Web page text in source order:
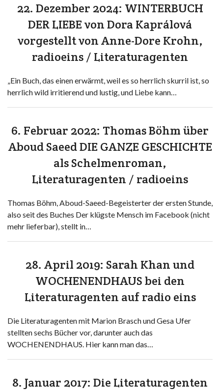
22. Dezember 2024: WINTERBUCH
DER LIEBE von Dora Kaprálová
vorgestellt von Anne-Dore Krohn,
radioeins / Literaturagenten
„Ein Buch, das einen erwärmt, weil es so herrlich skurril ist, so
herrlich wild irritierend und lustig, und Liebe kann…
6. Februar 2022: Thomas Böhm über
Aboud Saeed DIE GANZE GESCHICHTE
als Schelmenroman,
Literaturagenten / radioeins
Thomas Böhm, Aboud-Saeed-Begeisterter der ersten Stunde,
also seit des Buches Der klügste Mensch im Facebook (nicht
mehr lieferbar), stellt in…
28. April 2019: Sarah Khan und
WOCHENENDHAUS bei den
Literaturagenten auf radio eins
Die Literaturagenten mit Marion Brasch und Gesa Ufer
stellten sechs Bücher vor, darunter auch das
WOCHENENDHAUS. Hier kann man das…
8. Januar 2017: Die Literaturagenten